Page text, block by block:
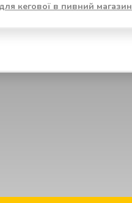
кегової в пивний магазин